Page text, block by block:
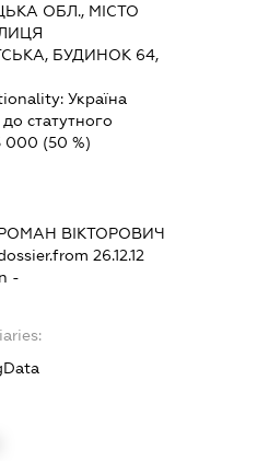
ОБЛ., МІСТО
БУДИНОК 64,
Україна
статутного
000 (50 %)
ВІКТОРОВИЧ
26.12.12
-